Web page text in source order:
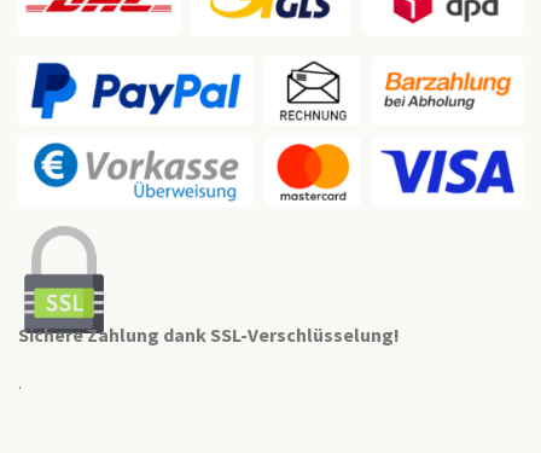
Sichere Zahlung dank SSL-Verschlüsselung!
.